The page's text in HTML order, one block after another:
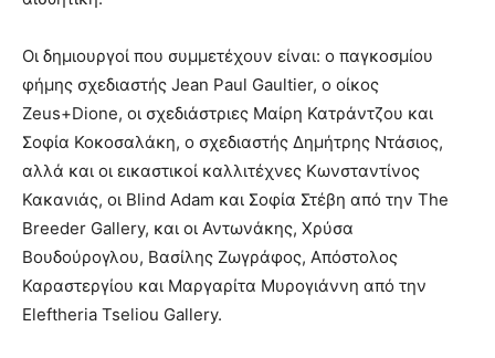
Οι δημιουργοί που συμμετέχουν είναι: ο παγκοσμίου
φήμης σχεδιαστής Jean Paul Gaultier, ο οίκος
Zeus+Dione, οι σχεδιάστριες Μαίρη Κατράντζου και
Σοφία Κοκοσαλάκη, ο σχεδιαστής Δημήτρης Ντάσιος,
αλλά και οι εικαστικοί καλλιτέχνες Κωνσταντίνος
Κακανιάς, οι Blind Adam και Σοφία Στέβη από την The
Breeder Gallery, και οι Αντωνάκης, Χρύσα
Βουδούρογλου, Βασίλης Ζωγράφος, Απόστολος
Καραστεργίου και Μαργαρίτα Μυρογιάννη από την
Eleftheria Tseliou Gallery.